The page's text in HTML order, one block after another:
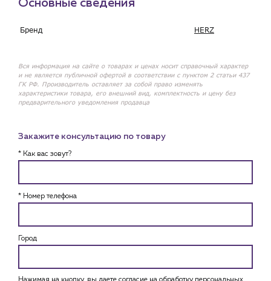
Основные сведения
Бренд HERZ
Вся информация на сайте о товарах и ценах носит справочный характер
и не является публичной офертой в соответствии с пунктом 2 статьи 437
ГК РФ. Производитель оставляет за собой право изменять
характеристики товара, его внешний вид, комплектность и цену без
предварительного уведомления продавца
Закажите консультацию по товару
* Как вас зовут?
* Номер телефона
Город